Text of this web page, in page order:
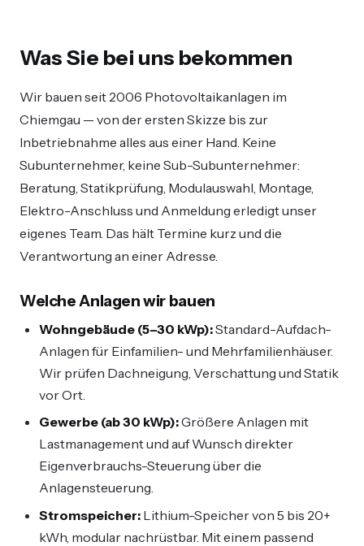
Was Sie bei uns bekommen
Wir bauen seit 2006 Photovoltaikanlagen im
Chiemgau — von der ersten Skizze bis zur
Inbetriebnahme alles aus einer Hand. Keine
Subunternehmer, keine Sub-Subunternehmer:
Beratung, Statikprüfung, Modulauswahl, Montage,
Elektro-Anschluss und Anmeldung erledigt unser
eigenes Team. Das hält Termine kurz und die
Verantwortung an einer Adresse.
Welche Anlagen wir bauen
Wohngebäude (5–30 kWp):Standard-Aufdach-
Anlagen für Einfamilien- und Mehrfamilienhäuser.
Wir prüfen Dachneigung, Verschattung und Statik
vor Ort.
Gewerbe (ab 30 kWp):Größere Anlagen mit
Lastmanagement und auf Wunsch direkter
Eigenverbrauchs-Steuerung über die
Anlagensteuerung.
Stromspeicher: Lithium-Speicher von 5 bis 20+
kWh, modular nachrüstbar. Mit einem passend